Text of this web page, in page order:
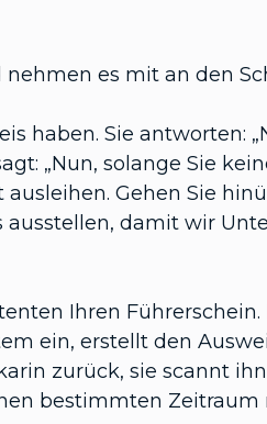
es mit an den
haben. Sie antworten:
„Nun, solange Sie
Gehen Sie
ausstellen, damit wir
Ihren Führerschein.
ein, erstellt den
zurück, sie scannt
bestimmten Zeitraum